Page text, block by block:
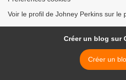
Voir le profil de Johney Perkins sur le
Créer un blog sur
Créer un